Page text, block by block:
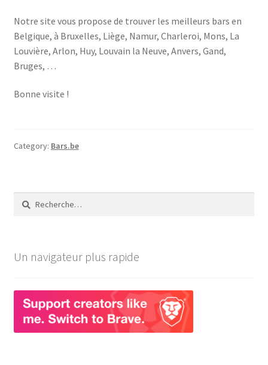
Notre site vous propose de trouver les meilleurs bars en
Belgique, à Bruxelles, Liège, Namur, Charleroi, Mons, La
Louvière, Arlon, Huy, Louvain la Neuve, Anvers, Gand,
Bruges, …
Bonne visite !
Category: Bars.be
Rechercher :
Un navigateur plus rapide